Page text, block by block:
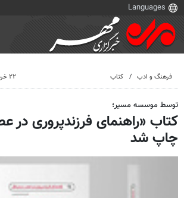
فرهنگ و ادب کتاب ۲۲ خرداد ۱۳۹۸، ۱۱:۵۹
توسط موسسه مسیر؛
کتاب «راهنمای فرزندپروری در
چاپ شد